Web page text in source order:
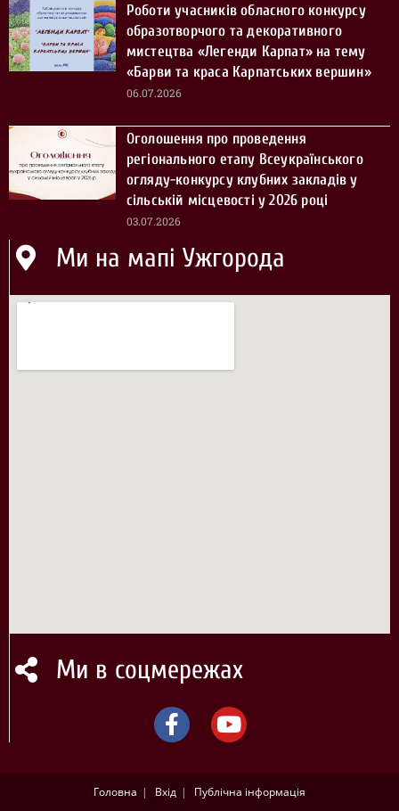
Роботи учасників обласного конкурсу
образотворчого та декоративного
мистецтва «Легенди Карпат» на тему
«Барви та краса Карпатських вершин»
06.07.2026
Оголошення про проведення
регіонального етапу Всеукраїнського
огляду-конкурсу клубних закладів у
сільській місцевості у 2026 році
03.07.2026
Ми на мапі Ужгорода
Ми в соцмережах
Головна Вхід Публічна інформація